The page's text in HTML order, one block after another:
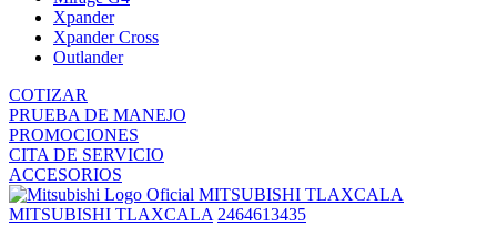
Xpander
Xpander Cross
Outlander
COTIZAR
PRUEBA DE MANEJO
PROMOCIONES
CITA DE SERVICIO
ACCESORIOS
MITSUBISHI TLAXCALA
MITSUBISHI TLAXCALA 2464613435